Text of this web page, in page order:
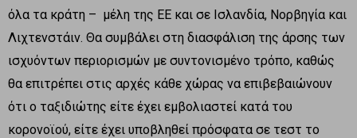
όλα τα κράτη – μέλη της ΕΕ και σε Ισλανδία, Νορβηγία και
Λιχτενστάιν. Θα συμβάλει στη διασφάλιση της άρσης των
ισχυόντων περιορισμών με συντονισμένο τρόπο, καθώς
θα επιτρέπει στις αρχές κάθε χώρας να επιβεβαιώνουν
ότι ο ταξιδιώτης είτε έχει εμβολιαστεί κατά του
κορονοϊού, είτε έχει υποβληθεί πρόσφατα σε τεστ το